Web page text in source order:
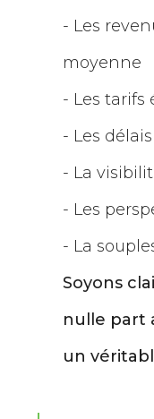
- Les
moyenne
- Les tarifs
- Les
- La
- Les
- La
Soyons
nulle part
un